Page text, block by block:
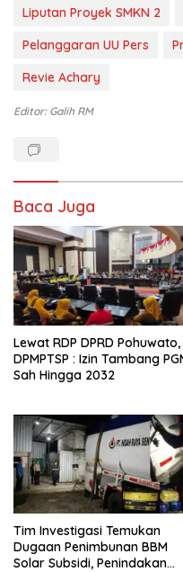
Liputan Proyek SMKN 2
Pelanggaran UU Pers
Revie Achary
Editor: Galih RM
Baca Juga
Lewat RDP DPRD Pohuwato,
DPMPTSP : Izin Tambang
Sah Hingga 2032
Tim Investigasi Temukan
Dugaan Penimbunan BBM
Solar Subsidi, Penindakan